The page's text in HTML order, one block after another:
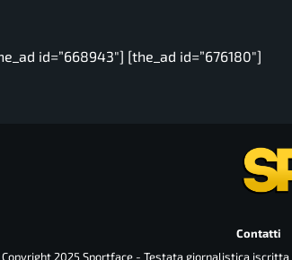
id=”668943″] [the_ad id=”676180″]
Contatti
Copyright 2025 Sportface - Testata giornalistica iscritta